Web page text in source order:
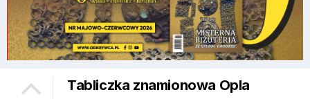
Tabliczka znamionowa Opla